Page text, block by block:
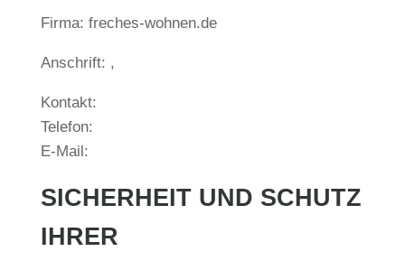
Firma: freches-wohnen.de
Anschrift: ,
Kontakt:
Telefon:
E-Mail:
SICHERHEIT UND SCHUTZ
IHRER